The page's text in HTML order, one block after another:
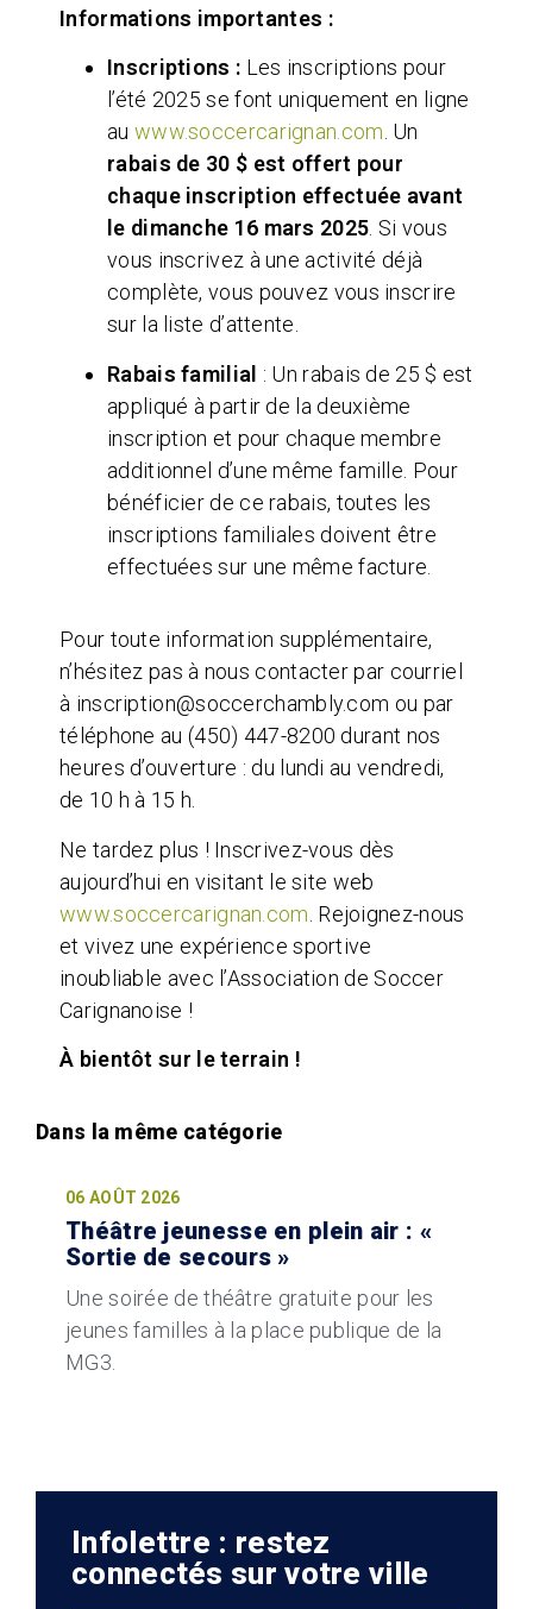
Informations importantes :
Inscriptions : Les inscriptions pour
l’été 2025 se font uniquement en ligne
au www.soccercarignan.com. Un
rabais de 30 $ est offert pour
chaque inscription effectuée avant
le dimanche 16 mars 2025. Si vous
vous inscrivez à une activité déjà
complète, vous pouvez vous inscrire
sur la liste d’attente.
Rabais familial : Un rabais de 25 $ est
appliqué à partir de la deuxième
inscription et pour chaque membre
additionnel d’une même famille. Pour
bénéficier de ce rabais, toutes les
inscriptions familiales doivent être
effectuées sur une même facture.
Pour toute information supplémentaire,
n’hésitez pas à nous contacter par courriel
à inscription@soccerchambly.com ou par
téléphone au (450) 447-8200 durant nos
heures d’ouverture : du lundi au vendredi,
de 10 h à 15 h.
Ne tardez plus ! Inscrivez-vous dès
aujourd’hui en visitant le site web
www.soccercarignan.com . Rejoignez-nous
et vivez une expérience sportive
inoubliable avec l’Association de Soccer
Carignanoise !
À bientôt sur le terrain !
06 AOÛT 2026
Théâtre jeunesse en plein air : «
Sortie de secours »
Une soirée de théâtre gratuite pour les
jeunes familles à la place publique de la
MG3.
Infolettre : restez
connectés sur votre ville